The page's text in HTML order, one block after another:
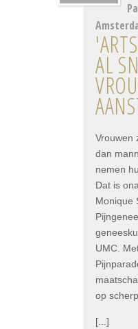
AL
Vrouwen
dan
nemen
Dat is
Monique
UMC.
op
[...]